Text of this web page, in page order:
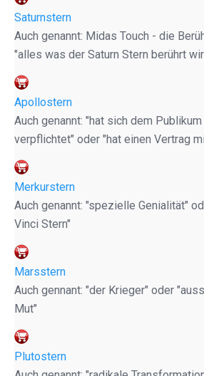
Saturnstern
Auch genannt: Midas Touch - die
"alles was der Saturn Stern berührt
Apollostern
Auch genannt: "hat sich dem
verpflichtet" oder "hat einen Vertrag
Merkurstern
Auch genannt: "spezielle Genialität"
Vinci Stern"
Marsstern
Auch gennant: "der Krieger" oder
Mut"
Plutostern